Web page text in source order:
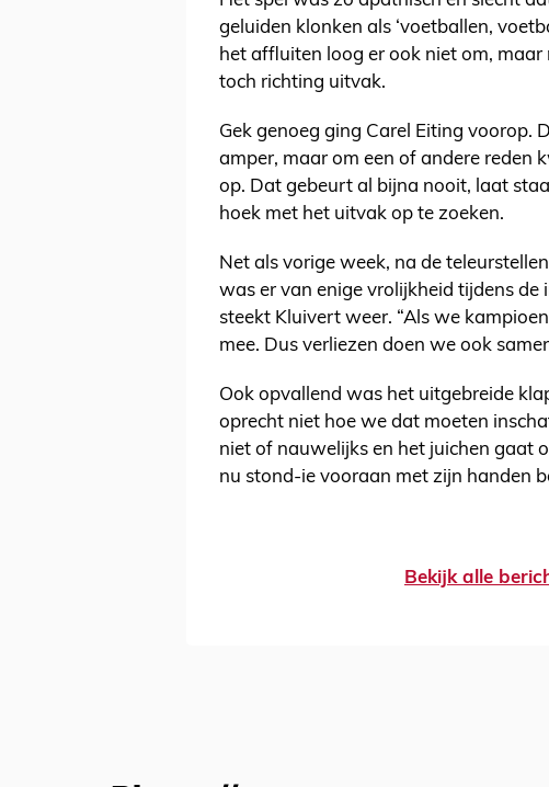
geluiden klonken als ‘voetballen,
het affluiten loog er ook niet om,
toch richting uitvak.
Gek genoeg ging Carel Eiting voorop.
amper, maar om een of andere reden
op. Dat gebeurt al bijna nooit, laat
hoek met het uitvak op te zoeken.
Net als vorige week, na de
was er van enige vrolijkheid tijdens de
steekt Kluivert weer. “Als we
mee. Dus verliezen doen we ook
Ook opvallend was het uitgebreide
oprecht niet hoe we dat moeten
niet of nauwelijks en het juichen gaat
nu stond-ie vooraan met zijn handen
Bekijk alle